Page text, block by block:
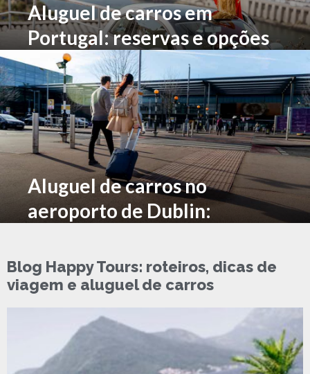
Aluguel de carros em
Portugal: reservas e opções
de carro
Aluguel de carros no
aeroporto de Dublin:
Blog Happy Tours: roteiros, dicas de
viagem e aluguel de carros